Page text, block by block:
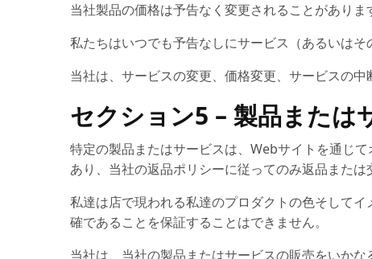
当社製品の価格は予告なく変更されることがありま
私たちはいつでも予告なしにサービス（あるいは
当社は、サービスの変更、価格変更、サービスの
セクション5 – 製品または
特定の製品またはサービスは、Webサイトを通じ
あり、当社の返品ポリシーに従ってのみ返品または
私達は店で現われる私達のプロダクトの色そして
確であることを保証することはできません。
当社は、当社の製品またはサービスの販売をいか